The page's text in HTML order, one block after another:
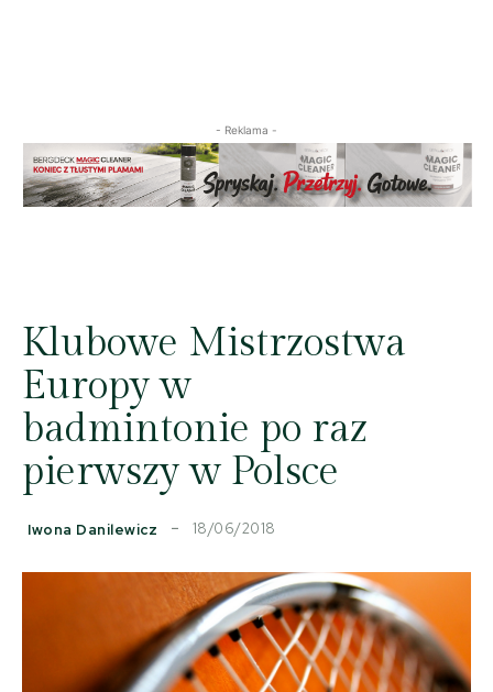
- Reklama -
Klubowe Mistrzostwa
Europy w
badmintonie po raz
pierwszy w Polsce
Iwona Danilewicz 18/06/2018